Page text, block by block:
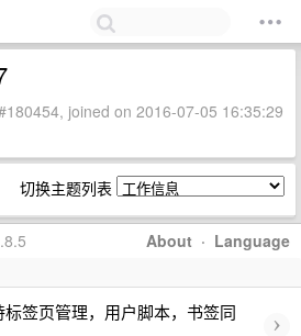
joined on 2016-07-05 16:35:29
切换主题列表
About · Language
签页管理，用户脚本，书签同
›